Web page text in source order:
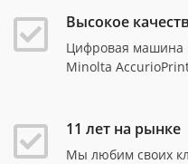
Высокое
Цифровая машина
Minolta
11 лет на рынке
Мы любим своих